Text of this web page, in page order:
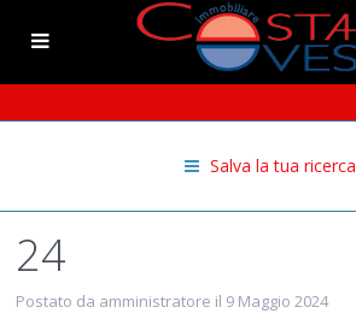
Salva la tua ricerca
24
Postato da amministratore il 9 Maggio 2024